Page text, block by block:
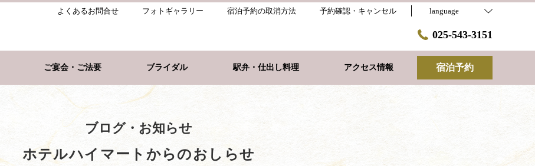
よくあるお問合せ フォトギャラリー 宿泊予約の取消方法 予約確認・キャンセル language
025-543-3151
ご宴会・ご法要 ブライダル 駅弁・仕出し料理 アクセス情報 宿泊予約
ブログ・お知らせ
ホテルハイマートからのおしらせ